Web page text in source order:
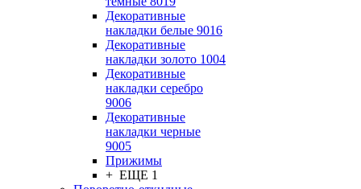
Декоративные
накладки белые 9016
Декоративные
накладки золото 1004
Декоративные
накладки серебро
9006
Декоративные
накладки черные
9005
Прижимы
+ ЕЩЕ 1